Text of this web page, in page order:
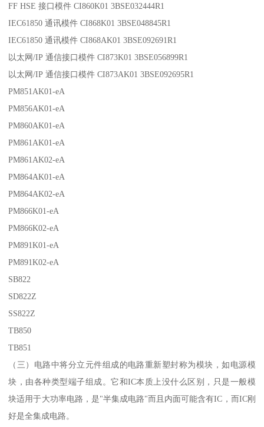
FF HSE 接口模件 CI860K01 3BSE032444R1
IEC61850 通讯模件 CI868K01 3BSE048845R1
IEC61850 通讯模件 CI868AK01 3BSE092691R1
以太网/IP 通信接口模件 CI873K01 3BSE056899R1
以太网/IP 通信接口模件 CI873AK01 3BSE092695R1
PM851AK01-eA
PM856AK01-eA
PM860AK01-eA
PM861AK01-eA
PM861AK02-eA
PM864AK01-eA
PM864AK02-eA
PM866K01-eA
PM866K02-eA
PM891K01-eA
PM891K02-eA
SB822
SD822Z
SS822Z
TB850
TB851
（三）电路中将分立元件组成的电路重新塑封称为模块，如电源模
块，由各种类型端子组成。它和IC本质上没什么区别，只是一般模
块适用于大功率电路，是"半集成电路"而且内面可能含有IC，而IC刚
好是全集成电路。